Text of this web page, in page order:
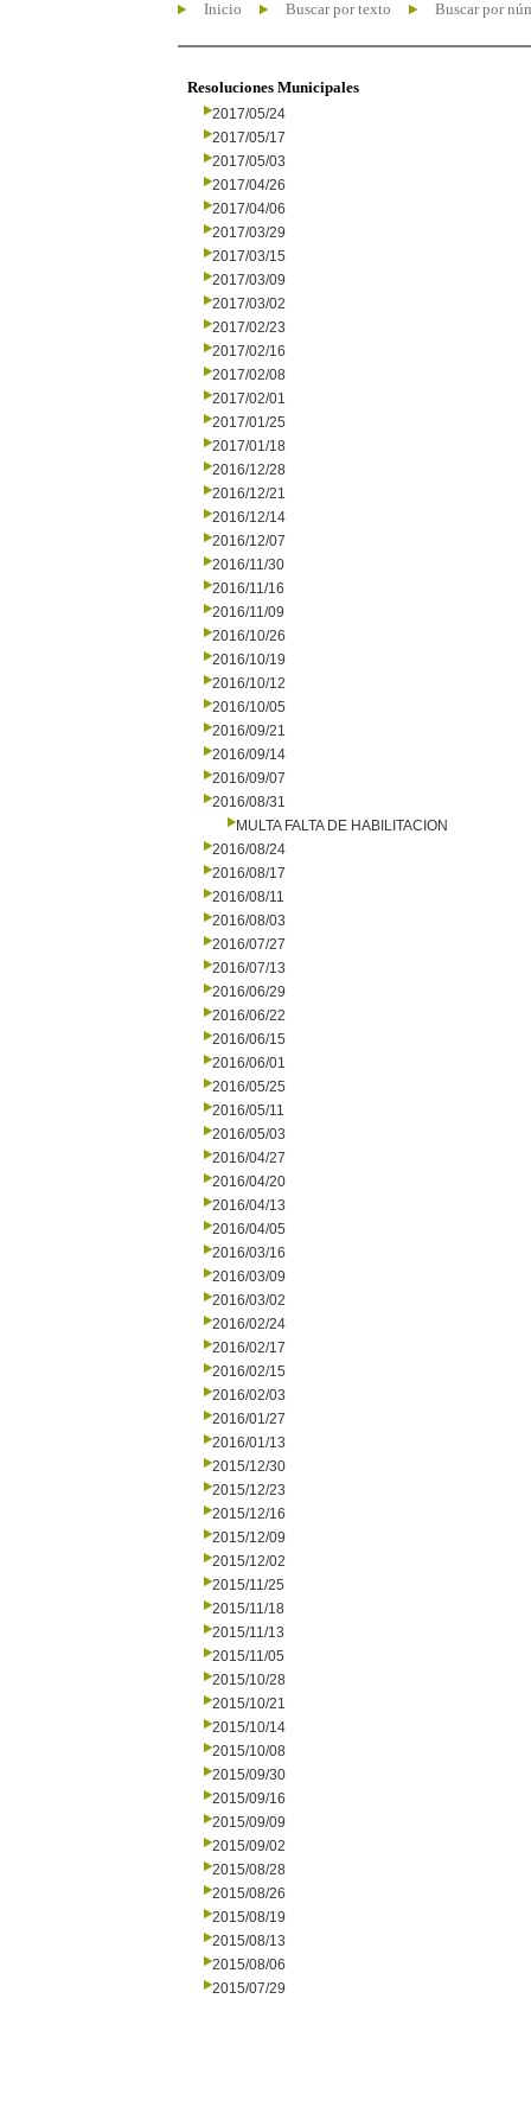
Inicio Buscar por texto Buscar por
Resoluciones Municipales
2017/05/24
2017/05/17
2017/05/03
2017/04/26
2017/04/06
2017/03/29
2017/03/15
2017/03/09
2017/03/02
2017/02/23
2017/02/16
2017/02/08
2017/02/01
2017/01/25
2017/01/18
2016/12/28
2016/12/21
2016/12/14
2016/12/07
2016/11/30
2016/11/16
2016/11/09
2016/10/26
2016/10/19
2016/10/12
2016/10/05
2016/09/21
2016/09/14
2016/09/07
2016/08/31
MULTA FALTA DE HABILITACION
2016/08/24
2016/08/17
2016/08/11
2016/08/03
2016/07/27
2016/07/13
2016/06/29
2016/06/22
2016/06/15
2016/06/01
2016/05/25
2016/05/11
2016/05/03
2016/04/27
2016/04/20
2016/04/13
2016/04/05
2016/03/16
2016/03/09
2016/03/02
2016/02/24
2016/02/17
2016/02/15
2016/02/03
2016/01/27
2016/01/13
2015/12/30
2015/12/23
2015/12/16
2015/12/09
2015/12/02
2015/11/25
2015/11/18
2015/11/13
2015/11/05
2015/10/28
2015/10/21
2015/10/14
2015/10/08
2015/09/30
2015/09/16
2015/09/09
2015/09/02
2015/08/28
2015/08/26
2015/08/19
2015/08/13
2015/08/06
2015/07/29